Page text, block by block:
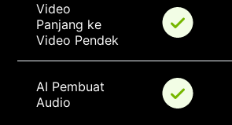
Video
Panjang ke
Video Pendek
AI Pembuat
Audio